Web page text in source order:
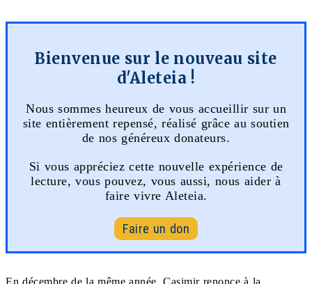
Bienvenue sur le nouveau site
d'Aleteia !
Nous sommes heureux de vous accueillir sur un
site entièrement repensé, réalisé grâce au soutien
de nos généreux donateurs.
Si vous appréciez cette nouvelle expérience de
lecture, vous pouvez, vous aussi, nous aider à
faire vivre Aleteia.
Faire un don